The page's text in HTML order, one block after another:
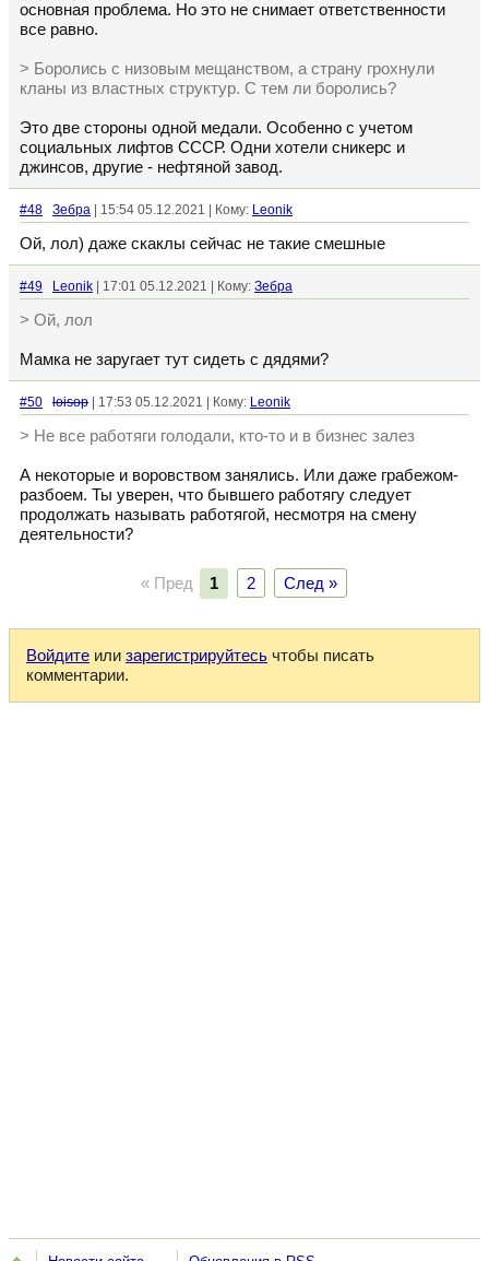
основная проблема. Но это не снимает ответственности
все равно.
> Боролись с низовым мещанством, а страну грохнули
кланы из властных структур. С тем ли боролись?
Это две стороны одной медали. Особенно с учетом
социальных лифтов СССР. Одни хотели сникерс и
джинсов, другие - нефтяной завод.
#48 Зебра | 15:54 05.12.2021 | Кому: Leonik
Ой, лол) даже скаклы сейчас не такие смешные
#49 Leonik | 17:01 05.12.2021 | Кому: Зебра
> Ой, лол
Мамка не заругает тут сидеть с дядями?
#50 loisop | 17:53 05.12.2021 | Кому: Leonik
> Не все работяги голодали, кто-то и в бизнес залез
А некоторые и воровством занялись. Или даже грабежом-
разбоем. Ты уверен, что бывшего работягу следует
продолжать называть работягой, несмотря на смену
деятельности?
« Пред 1 2 След »
Войдите или зарегистрируйтесь чтобы писать
комментарии.